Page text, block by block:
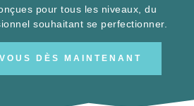
souhaitant se perfectionner.